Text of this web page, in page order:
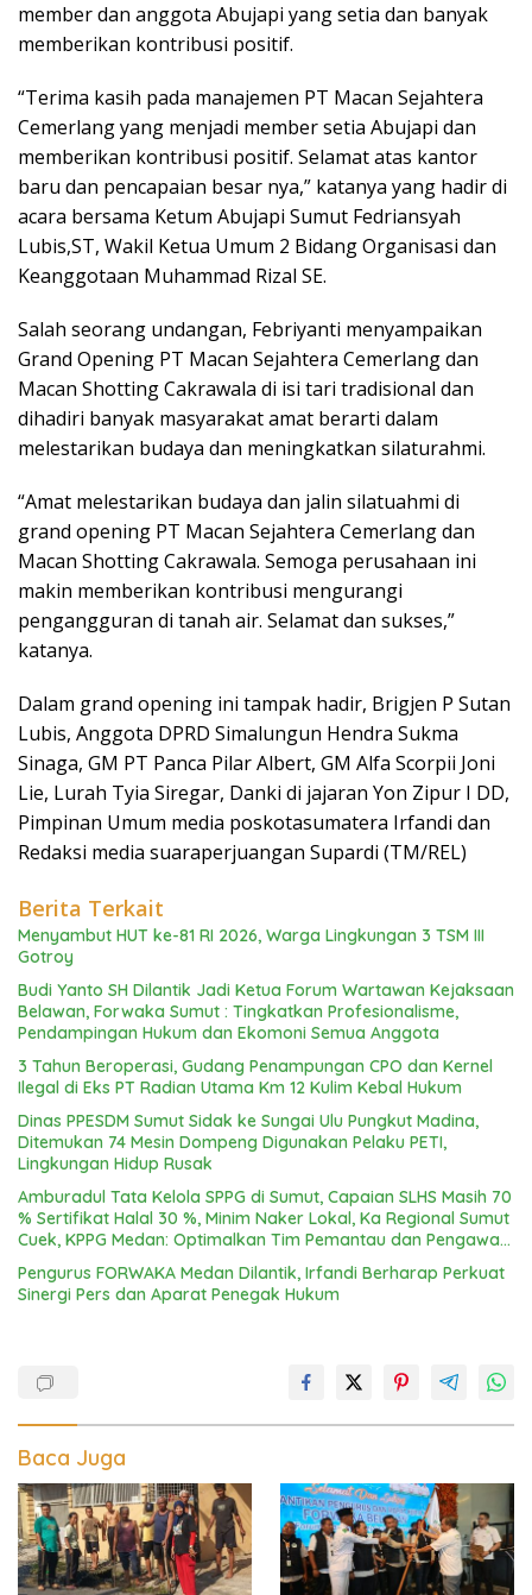
member dan anggota Abujapi yang setia dan banyak
memberikan kontribusi positif.
“Terima kasih pada manajemen PT Macan Sejahtera
Cemerlang yang menjadi member setia Abujapi dan
memberikan kontribusi positif. Selamat atas kantor
baru dan pencapaian besar nya,” katanya yang hadir di
acara bersama Ketum Abujapi Sumut Fedriansyah
Lubis,ST, Wakil Ketua Umum 2 Bidang Organisasi dan
Keanggotaan Muhammad Rizal SE.
Salah seorang undangan, Febriyanti menyampaikan
Grand Opening PT Macan Sejahtera Cemerlang dan
Macan Shotting Cakrawala di isi tari tradisional dan
dihadiri banyak masyarakat amat berarti dalam
melestarikan budaya dan meningkatkan silaturahmi.
“Amat melestarikan budaya dan jalin silatuahmi di
grand opening PT Macan Sejahtera Cemerlang dan
Macan Shotting Cakrawala. Semoga perusahaan ini
makin memberikan kontribusi mengurangi
pengangguran di tanah air. Selamat dan sukses,”
katanya.
Dalam grand opening ini tampak hadir, Brigjen P Sutan
Lubis, Anggota DPRD Simalungun Hendra Sukma
Sinaga, GM PT Panca Pilar Albert, GM Alfa Scorpii Joni
Lie, Lurah Tyia Siregar, Danki di jajaran Yon Zipur I DD,
Pimpinan Umum media poskotasumatera Irfandi dan
Redaksi media suaraperjuangan Supardi (TM/REL)
Berita Terkait
Menyambut HUT ke-81 RI 2026, Warga Lingkungan 3 TSM III
Gotroy
Budi Yanto SH Dilantik Jadi Ketua Forum Wartawan Kejaksaan
Belawan, Forwaka Sumut : Tingkatkan Profesionalisme,
Pendampingan Hukum dan Ekomoni Semua Anggota
3 Tahun Beroperasi, Gudang Penampungan CPO dan Kernel
Ilegal di Eks PT Radian Utama Km 12 Kulim Kebal Hukum
Dinas PPESDM Sumut Sidak ke Sungai Ulu Pungkut Madina,
Ditemukan 74 Mesin Dompeng Digunakan Pelaku PETI,
Lingkungan Hidup Rusak
Amburadul Tata Kelola SPPG di Sumut, Capaian SLHS Masih 70
% Sertifikat Halal 30 %, Minim Naker Lokal, Ka Regional Sumut
Cuek, KPPG Medan: Optimalkan Tim Pemantau dan Pengawas
Pengurus FORWAKA Medan Dilantik, Irfandi Berharap Perkuat
Sinergi Pers dan Aparat Penegak Hukum
Baca Juga